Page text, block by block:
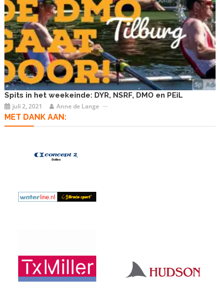
Spits in het weekeinde: DYR, NSRF, DMO en PEiL
juli 2, 2021 Anne de Lange
MET DANK AAN: